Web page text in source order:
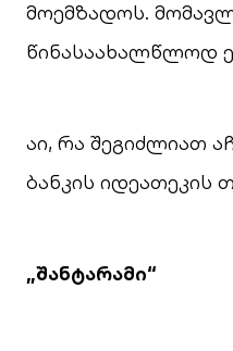
მოემზადოს.
წინასაახალწლოდ
აი, რა შეგიძლიათ
ბანკის იდეათეკის
„შანტარამი“